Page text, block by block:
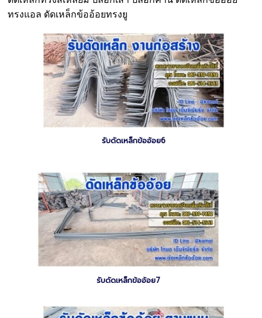
ทรงแอล ดัดเหล็กข้ออ้อยทรงยู
รับดัดเหล็กข้ออ้อย6
รับดัดเหล็กข้ออ้อย7